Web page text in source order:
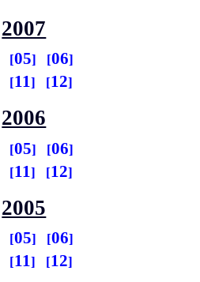
2007
05
06
11 12
2006
05
06
11 12
2005
05
06
11 12